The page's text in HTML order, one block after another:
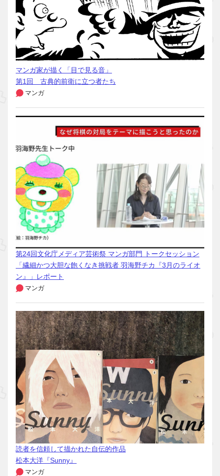
マンガ家が描く「目で見る音」
第1回 古典的前衛に立つ者たち
マンガ
第24回文化庁メディア芸術祭 マンガ部門 トークセッション
「繊細かつ大胆な飽くなき挑戦者 羽海野チカ『3月のライオ
ン』」レポート
マンガ
読者を信頼して描かれた自伝的作品
松本大洋『Sunny』
マンガ